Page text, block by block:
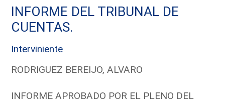
INFORME DEL TRIBUNAL DE
CUENTAS.
Interviniente
RODRIGUEZ BEREIJO, ALVARO
INFORME APROBADO POR EL PLENO DEL